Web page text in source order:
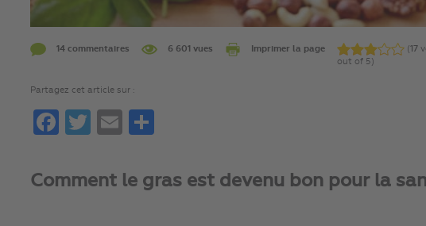
14 commentaires 6 601 vues Imprimer la page (17
out of 5)
Partagez cet article sur :
FacebookTwitterEmail
Comment le gras est devenu bon pour la